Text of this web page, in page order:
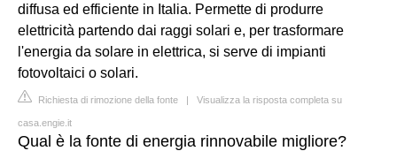
diffusa ed efficiente in Italia. Permette di produrre
elettricità partendo dai raggi solari e, per trasformare
l'energia da solare in elettrica, si serve di impianti
fotovoltaici o solari.
Richiesta di rimozione della fonte | Visualizza la risposta completa su
casa.engie.it
Qual è la fonte di energia rinnovabile migliore?